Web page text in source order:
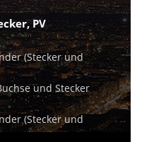
PV
(Stecker und
und Stecker
(Stecker und